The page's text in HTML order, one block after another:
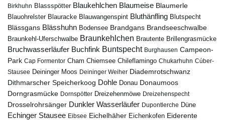
Birkhuhn Blassspötter Blaukehlchen Blaumeise Blaumerle
Blauohrelster Blauracke Blauwangenspint Bluthänfling Blutspecht
Blässgans Blässhuhn Bodensee Brandgans Brandseeschwalbe
Braunkehl-Uferschwalbe Braunkehlchen Brautente Brillengrasmücke
Bruchwasserläufer Buchfink Buntspecht Burghausen Campeon-
Park Cap Formentor Cham Chiemsee Chileflamingo Chukarhuhn Cúber-
Stausee Deininger Moos Deininger Weiher Diademrotschwanz
Dithmarscher Speicherkoog Dohle Donau Donaumoos
Dorngrasmücke Dornspötter Dreizehenmöwe Dreizehenspecht
Drosselrohrsänger Dunkler Wasserläufer Dupontlerche Düne
Echinger Stausee Eibsee Eichelhäher Eichenkofen Eiderente